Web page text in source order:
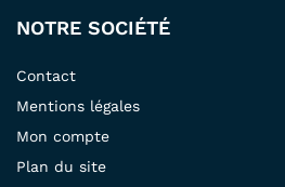
NOTRE SOCIÉTÉ
Contact
Mentions légales
Mon compte
Plan du site